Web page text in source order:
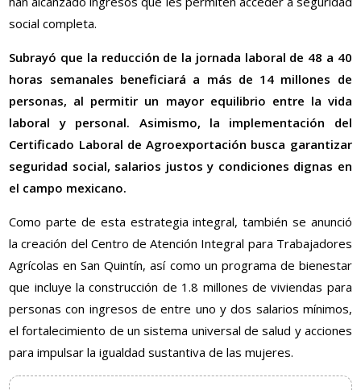
social completa.
Subrayó que la reducción de la jornada laboral de 48 a 40
horas semanales beneficiará a más de 14 millones de
personas, al permitir un mayor equilibrio entre la vida
laboral y personal. Asimismo, la implementación del
Certificado Laboral de Agroexportación busca garantizar
seguridad social, salarios justos y condiciones dignas en
el campo mexicano.
Como parte de esta estrategia integral, también se anunció
la creación del Centro de Atención Integral para Trabajadores
Agrícolas en San Quintín, así como un programa de bienestar
que incluye la construcción de 1.8 millones de viviendas para
personas con ingresos de entre uno y dos salarios mínimos,
el fortalecimiento de un sistema universal de salud y acciones
para impulsar la igualdad sustantiva de las mujeres.